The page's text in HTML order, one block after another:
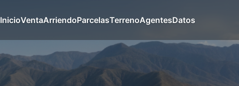
InicioVentaArriendoParcelasTerrenoAgentesDatos